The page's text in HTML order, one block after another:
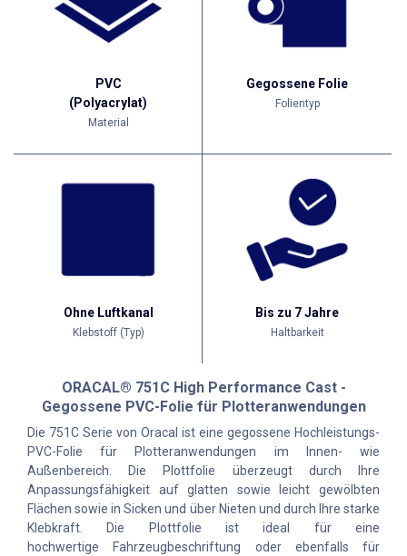
PVC
(Polyacrylat)
Material
Gegossene Folie
Folientyp
Ohne Luftkanal
Klebstoff (Typ)
Bis zu 7 Jahre
Haltbarkeit
ORACAL® 751C High Performance Cast -
Gegossene PVC-Folie für Plotteranwendungen
Die 751C Serie von Oracal ist eine gegossene Hochleistungs-
PVC-Folie für Plotteranwendungen im Innen- wie
Außenbereich. Die Plottfolie überzeugt durch Ihre
Anpassungsfähigkeit auf glatten sowie leicht gewölbten
Flächen sowie in Sicken und über Nieten und durch Ihre starke
Klebkraft. Die Plottfolie ist ideal für eine
hochwertige Fahrzeugbeschriftung oder ebenfalls für